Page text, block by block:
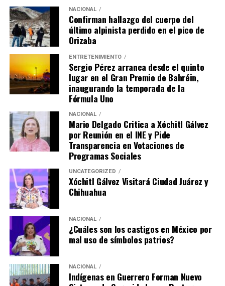
NACIONAL
Confirman hallazgo del cuerpo del
último alpinista perdido en el pico de
Orizaba
ENTRETENIMIENTO
Sergio Pérez arranca desde el quinto
lugar en el Gran Premio de Bahréin,
inaugurando la temporada de la
Fórmula Uno
NACIONAL
Mario Delgado Critica a Xóchitl Gálvez
por Reunión en el INE y Pide
Transparencia en Votaciones de
Programas Sociales
UNCATEGORIZED
Xóchitl Gálvez Visitará Ciudad Juárez y
Chihuahua
NACIONAL
¿Cuáles son los castigos en México por
mal uso de símbolos patrios?
NACIONAL
Indígenas en Guerrero Forman Nuevo